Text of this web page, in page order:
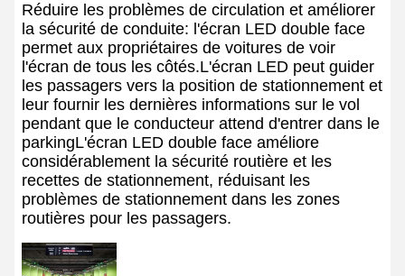
Réduire les problèmes de circulation et améliorer
la sécurité de conduite: l'écran LED double face
permet aux propriétaires de voitures de voir
l'écran de tous les côtés.L'écran LED peut guider
les passagers vers la position de stationnement et
leur fournir les dernières informations sur le vol
pendant que le conducteur attend d'entrer dans le
parkingL'écran LED double face améliore
considérablement la sécurité routière et les
recettes de stationnement, réduisant les
problèmes de stationnement dans les zones
routières pour les passagers.